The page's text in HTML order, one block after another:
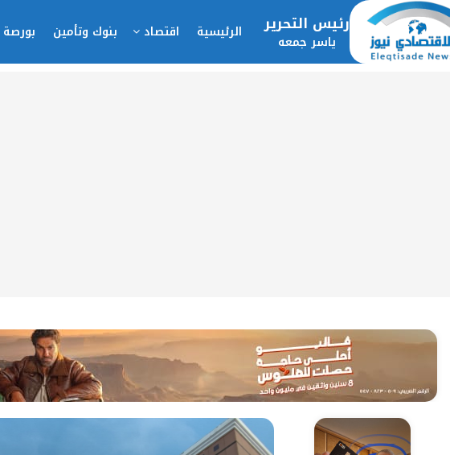
رئيس التحرير
ياسر جمعه الرئيسية اقتصاد بنوك وتأمين بورصة